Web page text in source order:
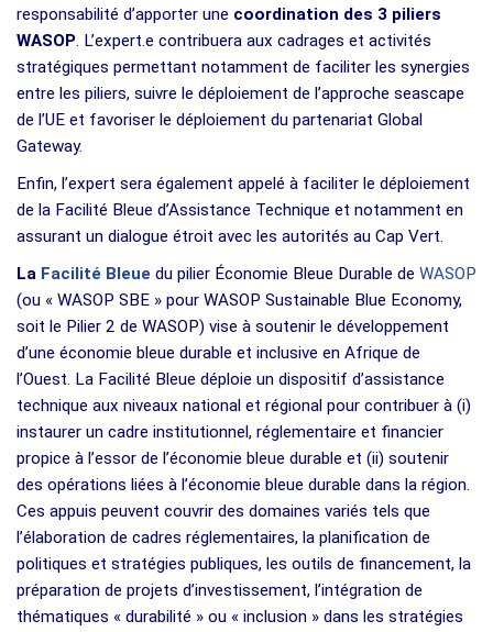
responsabilité d’apporter une coordination des 3 piliers
WASOP. L’expert.e contribuera aux cadrages et activités
stratégiques permettant notamment de faciliter les synergies
entre les piliers, suivre le déploiement de l’approche seascape
de l’UE et favoriser le déploiement du partenariat Global
Gateway.
Enfin, l’expert sera également appelé à faciliter le déploiement
de la Facilité Bleue d’Assistance Technique et notamment en
assurant un dialogue étroit avec les autorités au Cap Vert.
La Facilité Bleue du pilier Économie Bleue Durable de WASOP
(ou « WASOP SBE » pour WASOP Sustainable Blue Economy,
soit le Pilier 2 de WASOP) vise à soutenir le développement
d’une économie bleue durable et inclusive en Afrique de
l’Ouest. La Facilité Bleue déploie un dispositif d’assistance
technique aux niveaux national et régional pour contribuer à (i)
instaurer un cadre institutionnel, réglementaire et financier
propice à l’essor de l’économie bleue durable et (ii) soutenir
des opérations liées à l’économie bleue durable dans la région.
Ces appuis peuvent couvrir des domaines variés tels que
l’élaboration de cadres réglementaires, la planification de
politiques et stratégies publiques, les outils de financement, la
préparation de projets d’investissement, l’intégration de
thématiques « durabilité » ou « inclusion » dans les stratégies